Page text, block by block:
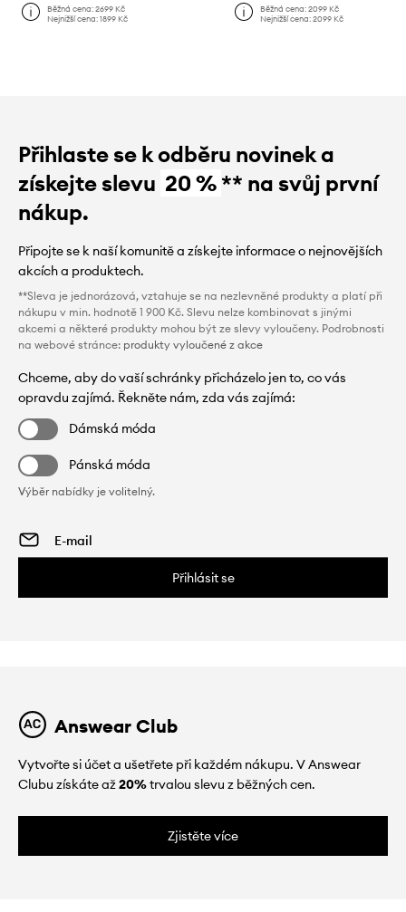
Běžná cena:2699 Kč
Nejnižší cena:1899 Kč
Běžná cena: 2099 Kč
Nejnižší cena: 2099 Kč
Přihlaste se k odběru novinek a
získejte slevu 20 %** na svůj první
nákup.
Připojte se k naší komunitě a získejte informace o nejnovějších
akcích a produktech.
**Sleva je jednorázová, vztahuje se na nezlevněné produkty a platí při
nákupu v min. hodnotě 1 900 Kč. Slevu nelze kombinovat s jinými
akcemi a některé produkty mohou být ze slevy vyloučeny. Podrobnosti
na webové stránce: produkty vyloučené z akce
Chceme, aby do vaší schránky přicházelo jen to, co vás
opravdu zajímá. Řekněte nám, zda vás zajímá:
Dámská móda
Pánská móda
Výběr nabídky je volitelný.
Přihlásit se
Answear Club
Vytvořte si účet a ušetřete při každém nákupu. V Answear
Clubu získáte až20%trvalou slevu z běžných cen.
Zjistěte více